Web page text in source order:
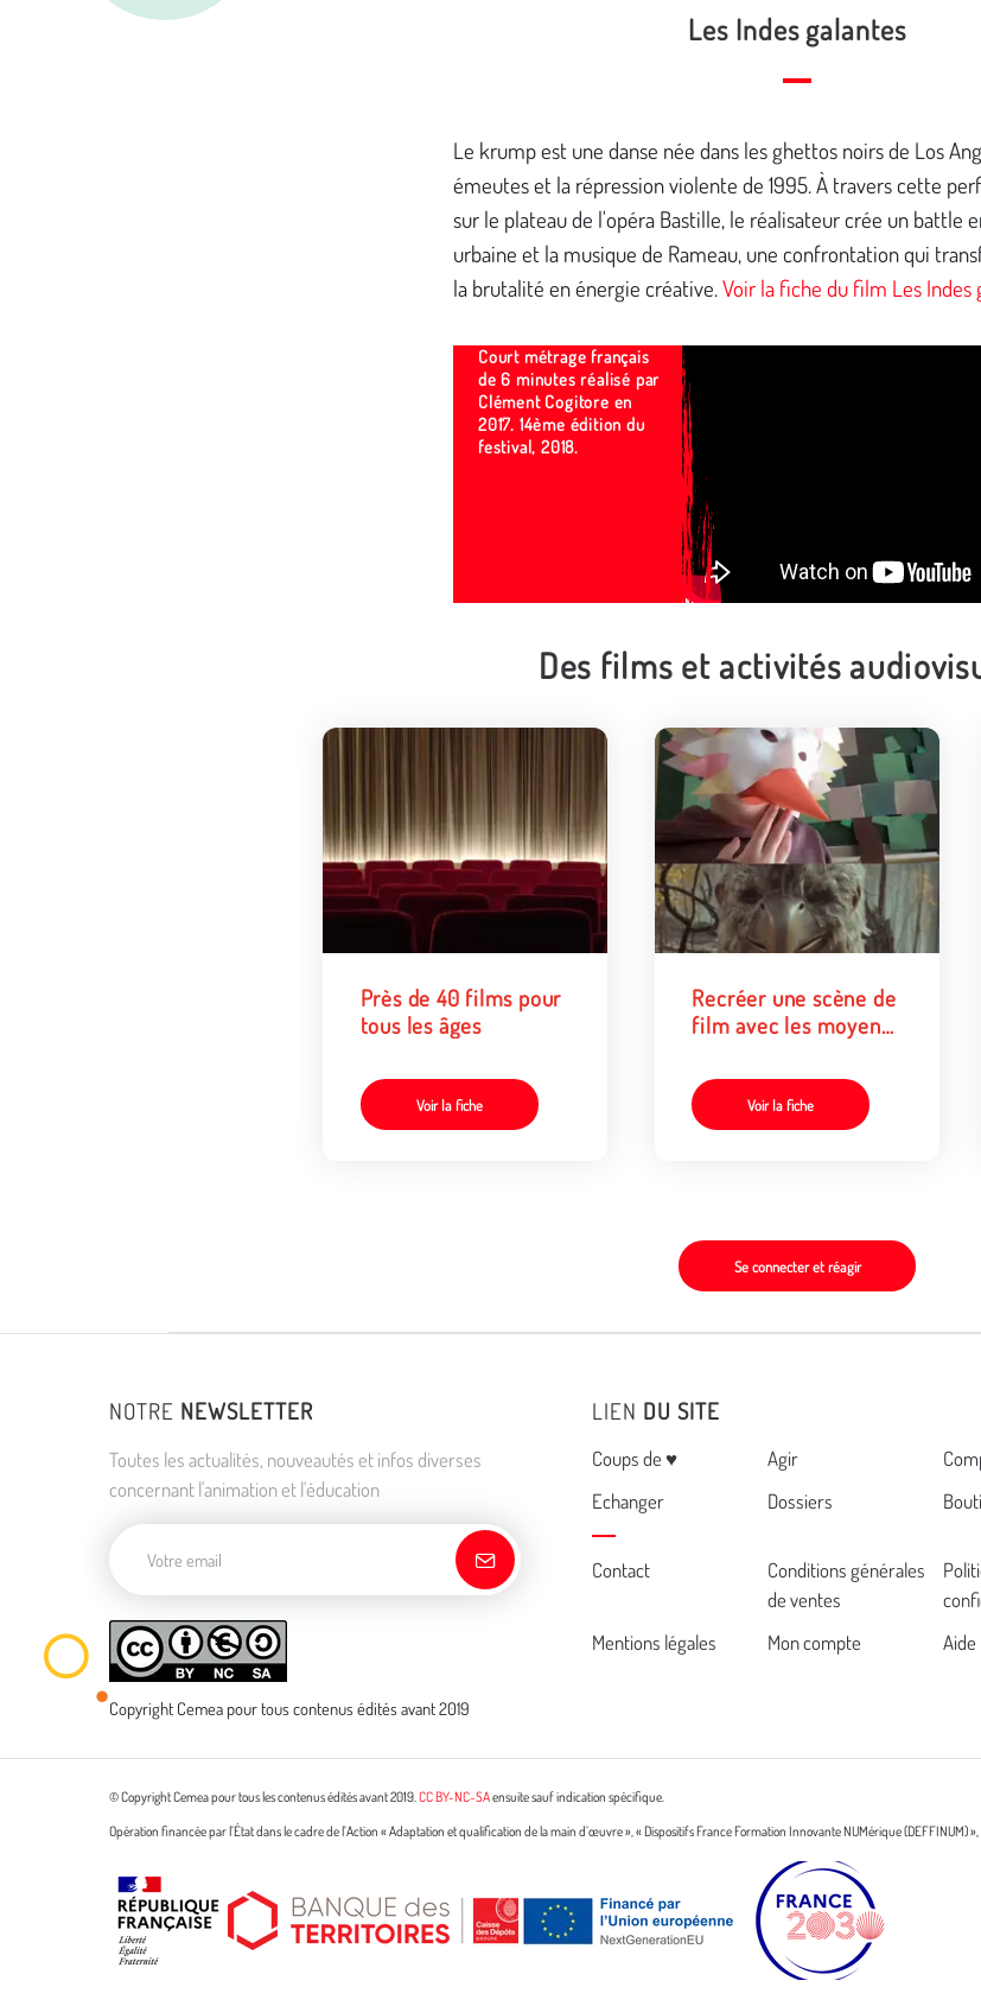
Les Indes galantes
Le krump est une danse née dans les ghettos noirs de Los
émeutes et la répression violente de 1995. À travers cette
sur le plateau de l'opéra Bastille, le réalisateur crée un battle
urbaine et la musique de Rameau, une confrontation qui
la brutalité en énergie créative.Voir la fiche du film Les Indes
Court métrage français
de 6 minutes réalisé par
Clément Cogitore en
2017. 14ème édition du
festival, 2018.
Des films et activités
Près de 40 films pour
tous les âges
Voir la fiche
Recréer une scène de
film avec les moyens
Voir la fiche
Se connecter et réagir
NOTRE NEWSLETTER
Toutes les actualités, nouveautés et infos diverses
concernant l'animation et l'éducation
Copyright Cemea pour tous contenus édités avant 2019
LIEN DU SITE
Menu
Coups de ♥ Agir
Echanger
Dossiers
Cemea
footer
Contact
Conditions générales
de ventes
Mentions légales
Mon compte Aide
© Copyright Cemea pour tous les contenus édités avant 2019.CC BY-NC-SAensuite sauf indication spécifique.
Opération financée par l’État dans le cadre de l’Action « Adaptation et qualification de la main d’œuvre », « Dispositifs France Formation Innovante NUMérique (DEFFINUM)